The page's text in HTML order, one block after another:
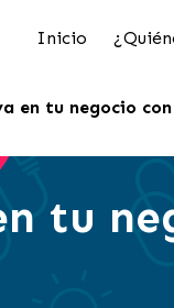
Inicio
en tu negocio
tu